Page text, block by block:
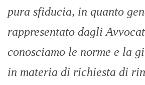
pura sfiducia, in quanto
rappresentato dagli
conosciamo le norme e la
in materia di richiesta di